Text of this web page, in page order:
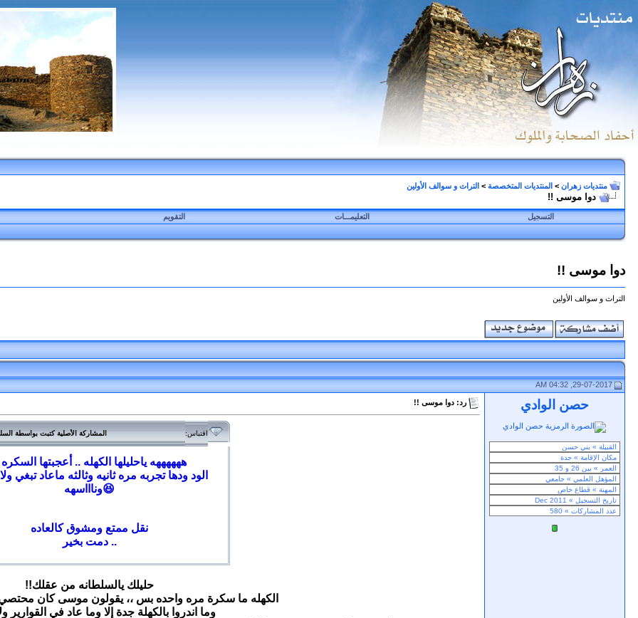
منتديات زهران > المنتديات المتخصصة > التراث و سوالف الأولين
دوا موسى !!
التسجيل التعليمـــات التقويم
دوا موسى !!
التراث و سوالف الأولين
29-07-2017, 04:32 AM
حصن الوادي رد: دوا موسى !!
اقتباس: المشاركة الأصلية كتبت بواسطة
ههههههه ياحليلها الكهله .. أعجبتها السكره
الود ودها تجربه مره ثانيه وثالثه ماعاد تبغي
وناااسهه😆
نقل ممتع ومشوق كالعاده
دمت بخير ..
حليلك يالسلطانه من عقلك!!
الكهله ما سكرة مره واحده بس ،، يقولون موسى كان
وما اندروا بالكهلة جدة إلا وما عاد في القوارير